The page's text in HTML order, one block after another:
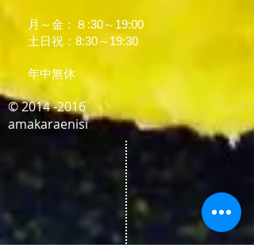
月～金：８:30～19:00
土日祝：8:30～19:30
年中無休
© 2014 -2016
amakaraenisi